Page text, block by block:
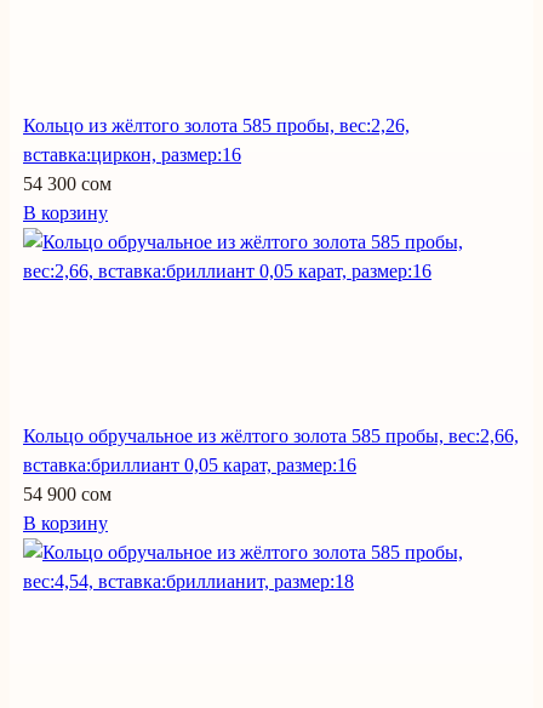
Кольцо из жёлтого золота 585 пробы, вес:2,26,
вставка:циркон, размер:16
54 300 сом
В корзину
Кольцо обручальное из жёлтого золота 585 пробы, вес:2,66,
вставка:бриллиант 0,05 карат, размер:16
54 900 сом
В корзину